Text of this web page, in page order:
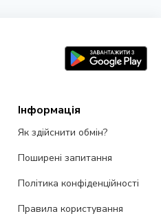
Інформація
Як здійснити обмін?
Поширені запитання
Політика конфіденційності
Правила користування